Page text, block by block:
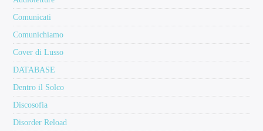
Comunicati
Comunichiamo
Cover di Lusso
DATABASE
Dentro il Solco
Discosofia
Disorder Reload